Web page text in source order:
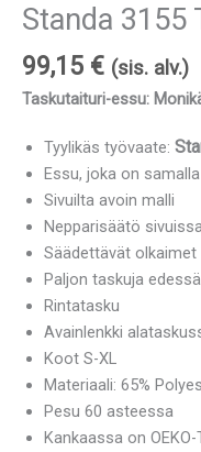
Standa 3155
99,15 € (sis. alv.)
Taskutaituri-essu:
Tyylikäs työvaate:
Essu, joka on
Sivuilta avoin malli
Nepparisäätö
Säädettävät olkaimet
Paljon taskuja
Rintatasku
Avainlenkki
Koot S-XL
Materiaali: 65%
Pesu 60 asteessa
Kankaassa on